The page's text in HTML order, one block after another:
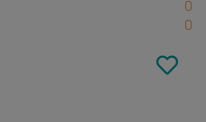
0
0